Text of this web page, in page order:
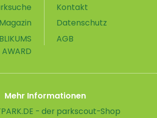
Magazin
AWARD
Kontakt
Datenschutz
AGB
Mehr Informationen
- der parkscout-Shop